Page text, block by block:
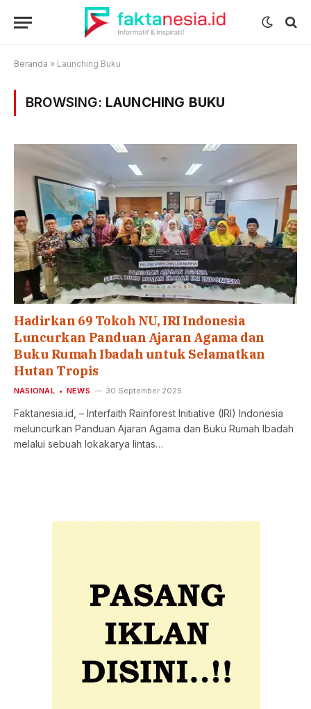
Beranda » Launching Buku
BROWSING: LAUNCHING BUKU
Hadirkan 69 Tokoh NU, IRI Indonesia
Luncurkan Panduan Ajaran Agama dan
Buku Rumah Ibadah untuk Selamatkan
Hutan Tropis
NASIONAL NEWS 30 September 2025
Faktanesia.id, – Interfaith Rainforest Initiative (IRI) Indonesia
meluncurkan Panduan Ajaran Agama dan Buku Rumah Ibadah
melalui sebuah lokakarya lintas…